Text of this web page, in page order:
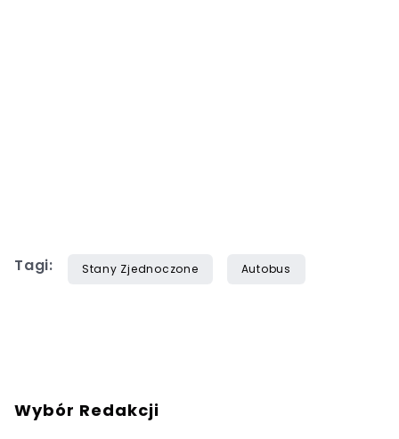
Tagi: Stany Zjednoczone Autobus
Wybór Redakcji